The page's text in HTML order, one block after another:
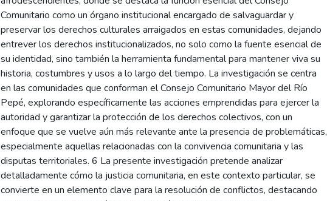
Comunitario como un órgano institucional encargado de salvaguardar y
preservar los derechos culturales arraigados en estas comunidades, dejando
entrever los derechos institucionalizados, no solo como la fuente esencial de
su identidad, sino también la herramienta fundamental para mantener viva su
historia, costumbres y usos a lo largo del tiempo. La investigación se centra
en las comunidades que conforman el Consejo Comunitario Mayor del Río
Pepé, explorando específicamente las acciones emprendidas para ejercer la
autoridad y garantizar la protección de los derechos colectivos, con un
enfoque que se vuelve aún más relevante ante la presencia de problemáticas,
especialmente aquellas relacionadas con la convivencia comunitaria y las
disputas territoriales. 6 La presente investigación pretende analizar
detalladamente cómo la justicia comunitaria, en este contexto particular, se
convierte en un elemento clave para la resolución de conflictos, destacando